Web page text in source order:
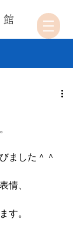
ました＾＾
情、
す。